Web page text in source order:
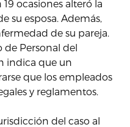
ocasiones alteró la
su esposa. Además,
de su pareja.
de Personal del
indica que un
que los empleados
y reglamentos.
del caso al